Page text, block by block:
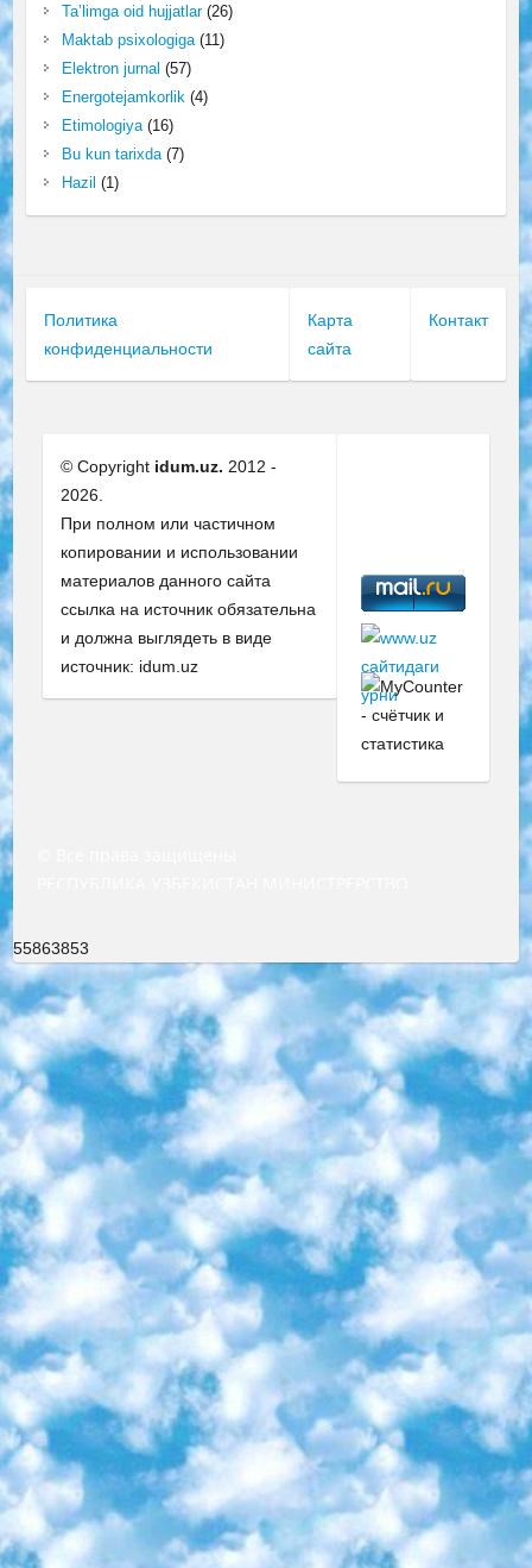
Ta’limga oid hujjatlar(26)
Maktab psixologiga(11)
Elektron jurnal (57)
Energotejamkorlik (4)
Etimologiya(16)
Bu kun tarixda(7)
Hazil (1)
Политика
конфиденциальности
Карта
сайта
Контакт
© Copyright idum.uz. 2012 -
2026.
При полном или частичном
копировании и использовании
материалов данного сайта
ссылка на источник обязательна
и должна выглядеть в виде
источник: idum.uz
55863853